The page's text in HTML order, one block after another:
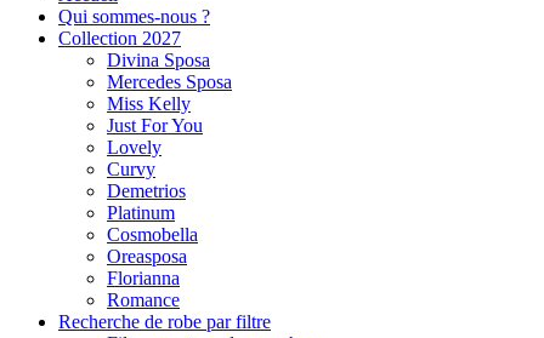
Qui sommes-nous ?
Collection 2027
Divina Sposa
Mercedes Sposa
Miss Kelly
Just For You
Lovely
Curvy
Demetrios
Platinum
Cosmobella
Oreasposa
Florianna
Romance
Recherche de robe par filtre